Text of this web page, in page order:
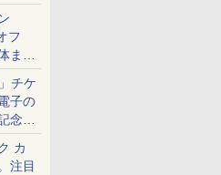
！
フ
まと
チケ
子の
念チ
カ
注目